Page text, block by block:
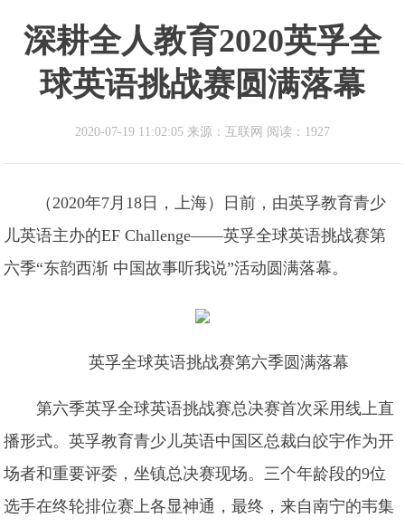
​深耕全人教育2020英孚全
球英语挑战赛圆满落幕
2020-07-19 11:02:05 来源：互联网 阅读：1927
（2020年7月18日，上海）日前，由英孚教育青少
儿英语主办的EF Challenge——英孚全球英语挑战赛第
六季“东韵西渐 中国故事听我说”活动圆满落幕。
英孚全球英语挑战赛第六季圆满落幕
第六季英孚全球英语挑战赛总决赛首次采用线上直
播形式。英孚教育青少儿英语中国区总裁白皎宇作为开
场者和重要评委，坐镇总决赛现场。三个年龄段的9位
选手在终轮排位赛上各显神通，最终，来自南宁的韦集